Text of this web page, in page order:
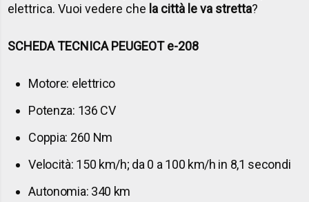
elettrica. Vuoi vedere che la città le va stretta?
SCHEDA TECNICA PEUGEOT e-208
Motore: elettrico
Potenza: 136 CV
Coppia: 260 Nm
Velocità: 150 km/h; da 0 a 100 km/h in 8,1 secondi
Autonomia: 340 km